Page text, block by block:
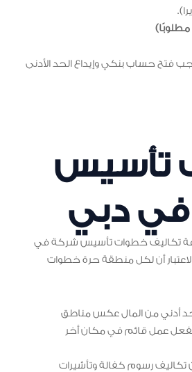
مطلوبًا)
فتح حساب بنكي وإيداع الحد الأدنى
تأسيس
دبي
تكاليف خطوات تأسيس شركة في
أن لكل منطقة حرة خطوات
أدني من المال عكس مناطق
عمل قائم في مكان أخر
رسوم كفالة وتأشيرات